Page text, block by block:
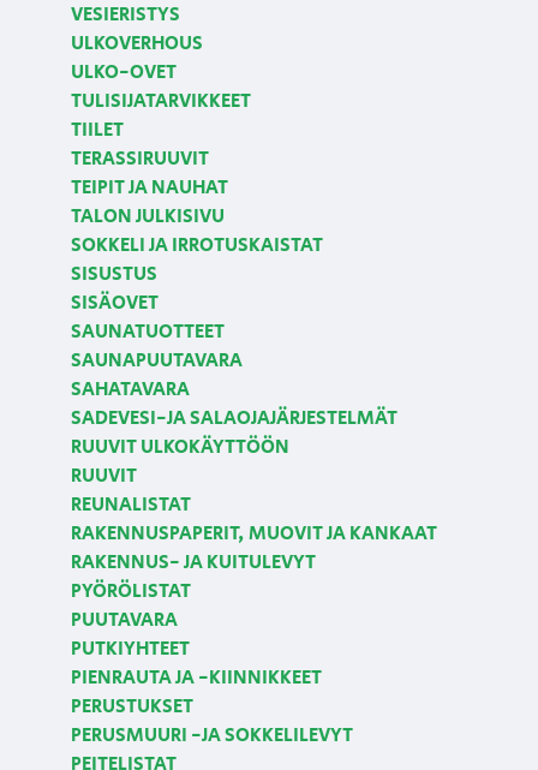
VESIERISTYS
ULKOVERHOUS
ULKO-OVET
TULISIJATARVIKKEET
TIILET
TERASSIRUUVIT
TEIPIT JA NAUHAT
TALON JULKISIVU
SOKKELI JA IRROTUSKAISTAT
SISUSTUS
SISÄOVET
SAUNATUOTTEET
SAUNAPUUTAVARA
SAHATAVARA
SADEVESI-JA SALAOJAJÄRJESTELMÄT
RUUVIT ULKOKÄYTTÖÖN
RUUVIT
REUNALISTAT
RAKENNUSPAPERIT, MUOVIT JA KANKAAT
RAKENNUS- JA KUITULEVYT
PYÖRÖLISTAT
PUUTAVARA
PUTKIYHTEET
PIENRAUTA JA -KIINNIKKEET
PERUSTUKSET
PERUSMUURI -JA SOKKELILEVYT